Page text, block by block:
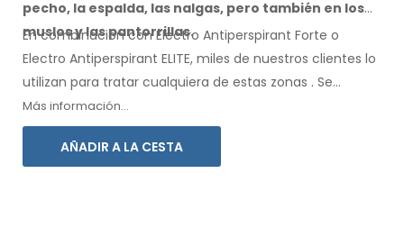
pecho, la espalda, las nalgas, pero también en los
muslosy las pantorrillas.
En combinación con Electro Antiperspirant Forte o
Electro Antiperspirant ELITE, miles de nuestros clientes lo
utilizan para tratar cualquiera de estas zonas . Se
incluyen instrucciones de
Más información...
AÑADIR A LA CESTA